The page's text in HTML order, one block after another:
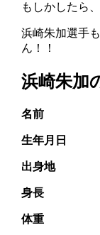
もしかしたら、
浜崎朱加選手
ん！！
浜崎朱加
名前 浜崎
生年月日
出身地
身長
体重